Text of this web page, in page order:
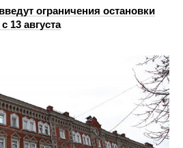
ограничения остановки
13 августа